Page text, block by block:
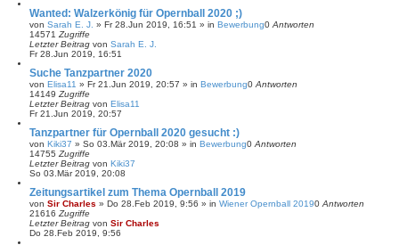
Wanted: Walzerkönig für Opernball 2020 ;)
von Sarah E. J. » Fr 28.Jun 2019, 16:51 » in Bewerbung0 Antworten
14571 Zugriffe
Letzter Beitrag von Sarah E. J.
Fr 28.Jun 2019, 16:51
Suche Tanzpartner 2020
von Elisa11 » Fr 21.Jun 2019, 20:57 » in Bewerbung0 Antworten
14149 Zugriffe
Letzter Beitrag von Elisa11
Fr 21.Jun 2019, 20:57
Tanzpartner für Opernball 2020 gesucht :)
von Kiki37 » So 03.Mär 2019, 20:08 » in Bewerbung0 Antworten
14755 Zugriffe
Letzter Beitrag von Kiki37
So 03.Mär 2019, 20:08
Zeitungsartikel zum Thema Opernball 2019
von Sir Charles » Do 28.Feb 2019, 9:56 » in Wiener Opernball 20190 Antworten
21616 Zugriffe
Letzter Beitrag von Sir Charles
Do 28.Feb 2019, 9:56